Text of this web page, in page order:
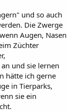
und so auch
Die Zwerge
Augen, Nasen
Züchter
und sie lernen
hätte ich gerne
in Tierparks,
sie ein